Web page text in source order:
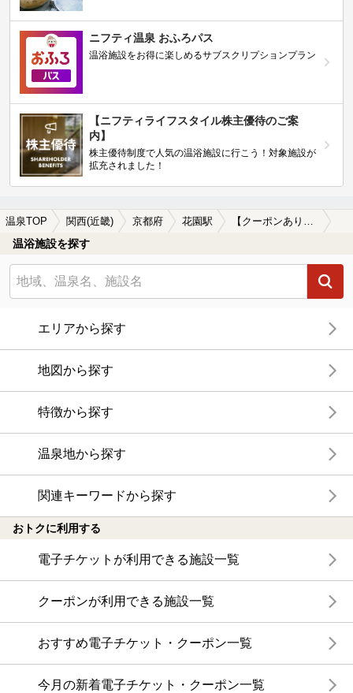
ニフティ温泉 おふろパス
温浴施設をお得に楽しめるサブスクリプションプラン
【ニフティライフスタイル株主優待のご案
内】
株主優待制度で人気の温浴施設に行こう！対象施設が
拡充されました！
温泉TOP 関西(近畿) 京都府 花園駅 【クーポンあり】水風呂が楽しめる花園駅近くの温泉、日帰り温泉、スーパー銭湯おすすめ
温浴施設を探す
エリアから探す
地図から探す
特徴から探す
温泉地から探す
関連キーワードから探す
おトクに利用する
電子チケットが利用できる施設一覧
クーポンが利用できる施設一覧
おすすめ電子チケット・クーポン一覧
今月の新着電子チケット・クーポン一覧